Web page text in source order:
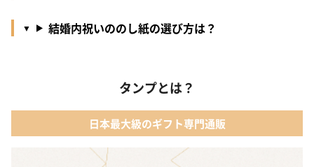
結婚内祝いののし紙の選び方は？
タンプとは？
日本最大級のギフト専門通販